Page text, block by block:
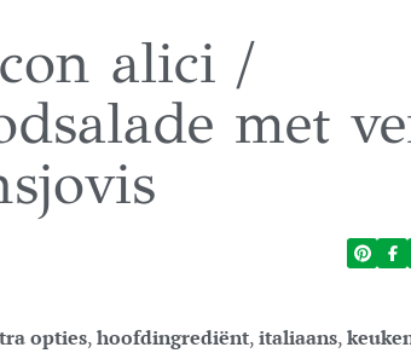
alici /
met
opties,hoofdingrediënt,italiaans,